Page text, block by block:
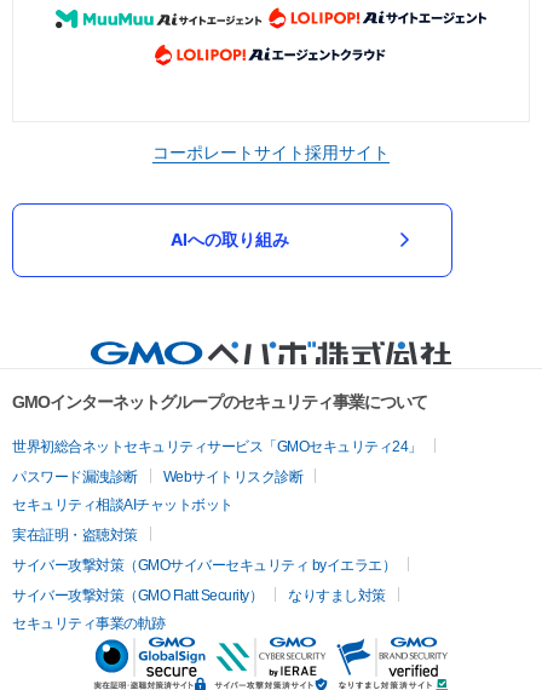
コーポレートサイト採用サイト
AIへの取り組み
GMOインターネットグループのセキュリティ事業について
世界初総合ネットセキュリティサービス「GMOセキュリティ24」
パスワード漏洩診断
Webサイトリスク診断
セキュリティ相談AIチャットボット
実在証明・盗聴対策
サイバー攻撃対策（GMOサイバーセキュリティ byイエラエ）
サイバー攻撃対策（GMO Flatt Security）
なりすまし対策
セキュリティ事業の軌跡